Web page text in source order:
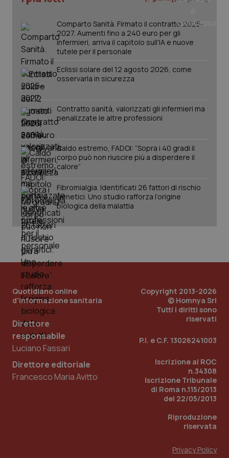
Sangue & coagulazione
Tiroide
Tumore al seno
Tumore ovarico
Tumori del Polmone & Testa Collo
Tumori gastrointestinali
Ulcera & Reflusso
Vaccini
Comparto Sanità. Firmato il contratto 2025-
2027. Aumenti fino a 240 euro per gli
infermieri, arriva il capitolo sull'IA e nuove
tutele per il personale
Eclissi solare del 12 agosto 2026, come
osservarla in sicurezza
Contratto sanità, valorizzati gli infermieri ma
penalizzate le altre professioni
Caldo estremo, FADOI: “Sopra i 40 gradi il
corpo può non riuscire più a disperdere il
calore”
Fibromialgia. Identificati 26 fattori di rischio
genetici. Uno studio rafforza l’origine
biologica della malattia
Quotidiano online
d'informazione sanitaria
Direttore
responsabile
Luciano Fassari
Direttore editoriale
Francesco Maria Avitto
Copyright 2013-2026
© Homnya Srl
Tutti i diritti sono
riservati
P.I. e C.F. 13026241003
Iscrizione al ROC
n.34308
Iscrizione Tribunale
di Roma n.115/2013
del 22/05/2013
Riproduzione
riservata
Privacy Policy
CookieScriptConsent
CookieScript
www.quotidianosanita.it
tracking-sites-ironfish-
tracking-enable
tracking-sites-ironfish-
session-id
www.quotidianosanita.it
2
_ga
.quotidianosanita.it
mese